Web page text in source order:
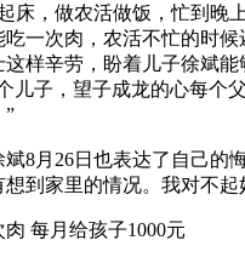
，做农活做饭，忙到晚
一次肉，农活不忙的时候
样辛劳，盼着儿子徐斌能
儿子，望子成龙的心每个
”
月26日也表达了自己的
到家里的情况。我对不起
每月给孩子1000元